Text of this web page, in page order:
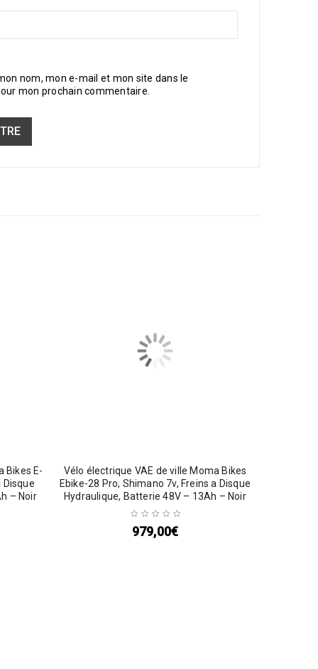
nom, mon e-mail et mon site dans le
mon prochain commentaire.
Bikes E-
Disque
– Noir
Vélo électrique VAE de ville Moma Bikes
Ebike-28 Pro, Shimano 7v, Freins a Disque
Hydraulique, Batterie 48V – 13Ah – Noir
979,00€